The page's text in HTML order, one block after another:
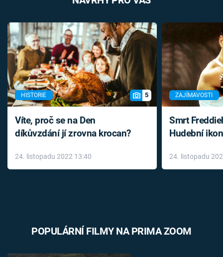
HISTORIE 5
Víte, proč se na Den
díkůvzdání jí zrovna krocan?
24. listopadu 2022 13:40
ZAJÍMAVOSTI
Smrt
Hudební
léky
24. listopadu
POPULÁRNÍ FILMY NA PRIMA ZOOM